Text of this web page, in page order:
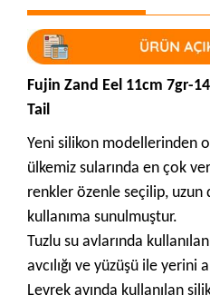
Fujin Zand Eel 11cm 7gr-
Tail
Yeni silikon modellerinden
ülkemiz sularında en çok
renkler özenle seçilip, uzun
kullanıma sunulmuştur.
Tuzlu su avlarında
avcılığı ve yüzüşü ile yerini
Levrek avında kullanılan